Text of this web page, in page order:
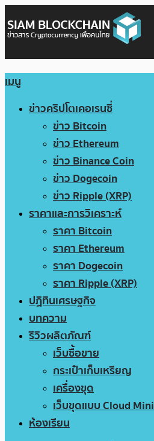
เมนู
ข่าวคริปโตเคอเรนซี่
ข่าว Bitcoin
ข่าว Ethereum
ข่าว Binance Coin
ข่าว Dogecoin
ข่าว Ripple (XRP)
ราคาและการวิเคราะห์
ราคา Bitcoin
ราคา Ethereum
ราคา Dogecoin
ราคา Ripple (XRP)
ปฏิทินเศรษฐกิจ
บทความ
รีวิวผลิตภัณฑ์
เว็บซื้อขาย
กระเป๋าเก็บเหรียญ
เครื่องขุด
เว็บขุดแบบ Cloud
ห้องเรียน